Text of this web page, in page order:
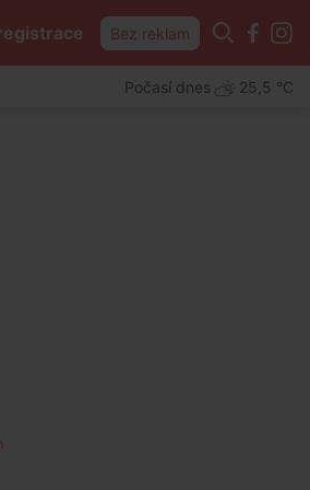
Bez reklam
Počasí dnes 25,5 °C